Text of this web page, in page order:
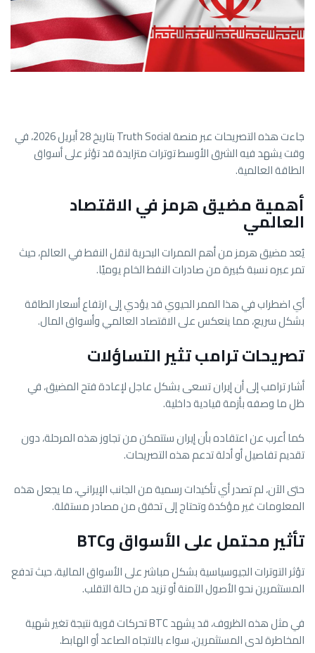
جاءت هذه التصريحات عبر منصة Truth Social بتاريخ 28 أبريل 2026، في
وقت يشهد فيه الشرق الأوسط توترات متزايدة قد تؤثر على أسواق
الطاقة العالمية.
أهمية مضيق هرمز في الاقتصاد
العالمي
يُعد مضيق هرمز من أهم الممرات البحرية لنقل النفط في العالم، حيث
تمر عبره نسبة كبيرة من صادرات النفط الخام يوميًا.
أي اضطراب في هذا الممر الحيوي قد يؤدي إلى ارتفاع أسعار الطاقة
بشكل سريع، مما ينعكس على الاقتصاد العالمي وأسواق المال.
تصريحات ترامب تثير التساؤلات
أشار ترامب إلى أن إيران تسعى بشكل عاجل لإعادة فتح المضيق، في
ظل ما وصفه بأزمة قيادية داخلية.
كما أعرب عن اعتقاده بأن إيران ستتمكن من تجاوز هذه المرحلة، دون
تقديم تفاصيل أو أدلة تدعم هذه التصريحات.
حتى الآن، لم تصدر أي تأكيدات رسمية من الجانب الإيراني، ما يجعل هذه
المعلومات غير مؤكدة وتحتاج إلى تحقق من مصادر مستقلة.
تأثير محتمل على الأسواق وBTC
تؤثر التوترات الجيوسياسية بشكل مباشر على الأسواق المالية، حيث تدفع
المستثمرين نحو الأصول الآمنة أو تزيد من حالة التقلب.
في مثل هذه الظروف، قد يشهد BTC تحركات قوية نتيجة تغير شهية
المخاطرة لدى المستثمرين، سواء بالاتجاه الصاعد أو الهابط.